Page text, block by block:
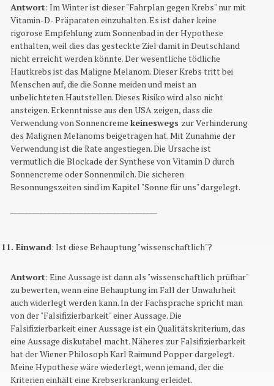
Antwort: Im Winter ist dieser "Fahrplan gegen Krebs" nur mit
Vitamin-D- Präparaten einzuhalten. Es ist daher keine
rigorose Empfehlung zum Sonnenbad in der Hypothese
enthalten, weil dies das gesteckte Ziel damit in Deutschland
nicht erreicht werden könnte. Der wesentliche tödliche
Hautkrebs ist das Maligne Melanom. Dieser Krebs tritt bei
Menschen auf, die die Sonne meiden und meist an
unbelichteten Hautstellen. Dieses Risiko wird also nicht
ansteigen. Erkenntnisse aus den USA zeigen, dass die
Verwendung von Sonnencreme keineswegs zur Verhinderung
des Malignen Melanoms beigetragen hat. Mit Zunahme der
Verwendung ist die Rate angestiegen. Die Ursache ist
vermutlich die Blockade der Synthese von Vitamin D durch
Sonnencreme oder Sonnenmilch. Die sicheren
Besonnungszeiten sind im Kapitel "Sonne für uns" dargelegt.
11. Einwand: Ist diese Behauptung "wissenschaftlich"?
Antwort: Eine Aussage ist dann als "wissenschaftlich prüfbar"
zu bewerten, wenn eine Behauptung im Fall der Unwahrheit
auch widerlegt werden kann. In der Fachsprache spricht man
von der "Falsifizierbarkeit" einer Aussage. Die
Falsifizierbarkeit einer Aussage ist ein Qualitätskriterium, das
eine Aussage diskutabel macht. Näheres zur Falsifizierbarkeit
hat der Wiener Philosoph Karl Raimund Popper dargelegt.
Meine Hypothese wäre wiederlegt, wenn jemand, der die
Kriterien einhält eine Krebserkrankung erleidet.